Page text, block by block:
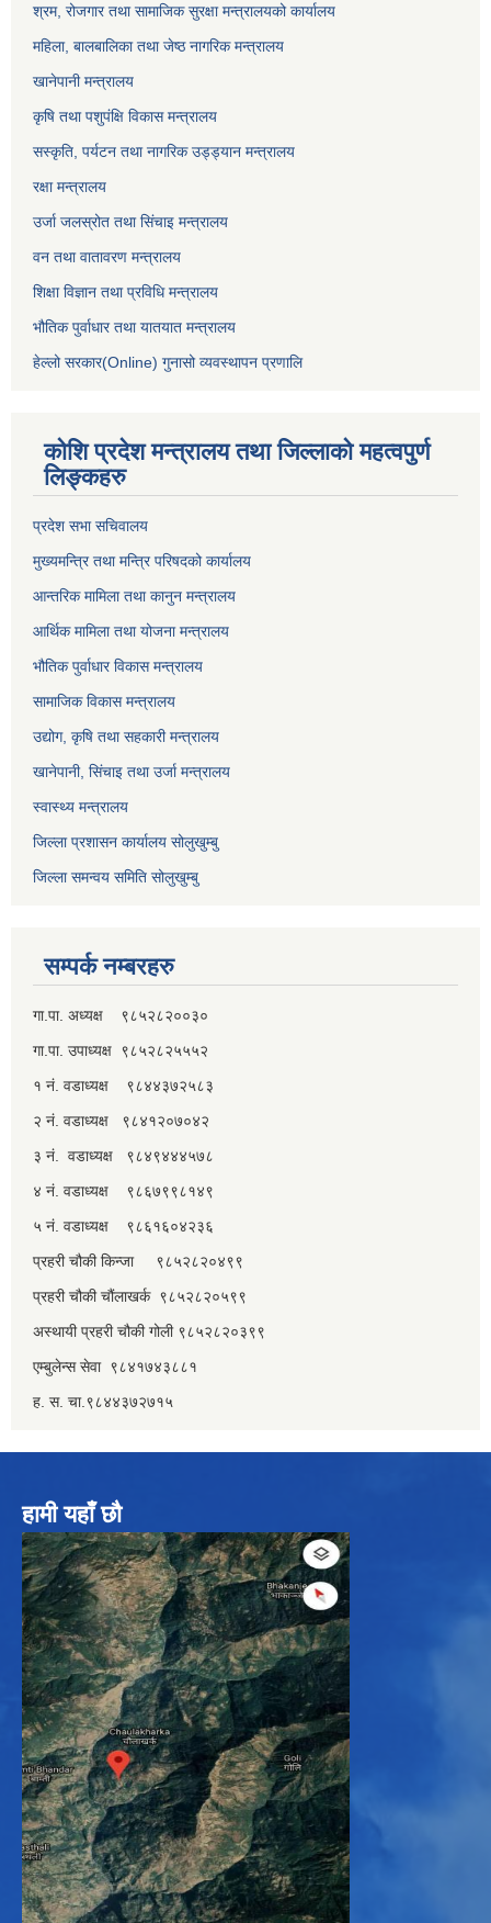
श्रम, रोजगार तथा सामाजिक सुरक्षा मन्त्रालयको कार्यालय
महिला, बालबालिका तथा जेष्ठ नागरिक मन्त्रालय
खानेपानी मन्त्रालय
कृषि तथा पशुपंक्षि विकास मन्त्रालय
सस्कृति, पर्यटन तथा नागरिक उड्ड्यान मन्त्रालय
रक्षा मन्त्रालय
उर्जा जलस्रोत तथा सिंचाइ मन्‍त्रालय
वन तथा वातावरण मन्त्रालय
शिक्षा विज्ञान तथा प्रविधि मन्त्रालय
भौतिक पुर्वाधार तथा यातयात मन्त्रालय
हेल्लो सरकार(Online) गुनासो व्यवस्थापन प्रणालि
कोशि प्रदेश मन्त्रालय तथा जिल्लाको महत्वपुर्ण
लिङ्कहरु
प्रदेश सभा सचिवालय
मुख्यमन्त्रि तथा मन्त्रि परिषदको कार्यालय
आन्तरिक मामिला तथा कानुन मन्त्रालय
आर्थिक मामिला तथा योजना मन्त्रालय
भौतिक पुर्वाधार विकास मन्त्रालय
सामाजिक विकास मन्त्रालय
उद्योग, कृषि तथा सहकारी मन्त्रालय
खानेपानी, सिंचाइ तथा उर्जा मन्त्रालय
स्वास्थ्य मन्त्रालय
जिल्ला प्रशासन कार्यालय सोलुखुम्बु
जिल्ला समन्वय समिति सोलुखुम्बु
सम्पर्क नम्बरहरु
गा.पा. अध्यक्ष ९८५२८२००३०
गा.पा. उपाध्यक्ष ९८५२८२५५५२
१ नं. वडाध्यक्ष ९८४४३७२५८३
२ नं. वडाध्यक्ष ९८४१२०७०४२
३ नं. वडाध्यक्ष ९८४९४४४५७८
४ नं. वडाध्यक्ष ९८६७९९८१४९
५ नं. वडाध्यक्ष ९८६१६०४२३६
प्रहरी चौकी किन्जा ९८५२८२०४९९
प्रहरी चौकी चौंलाखर्क ९८५२८२०५९९
अस्थायी प्रहरी चौकी गोली ९८५२८२०३९९
एम्बुलेन्स सेवा ९८४१७४३८८१
ह. स. चा.९८४४३७२७१५
हामी यहाँ छौ